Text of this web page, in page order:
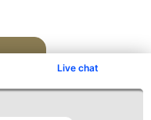
Live chat